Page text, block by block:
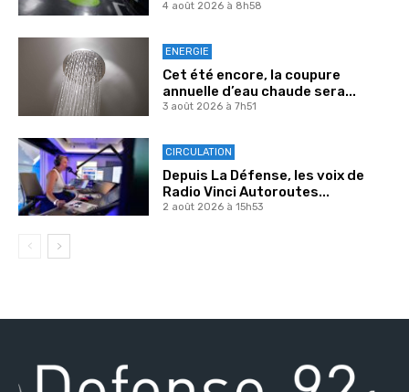
4 août 2026 à 8h58
ENERGIE
Cet été encore, la coupure
annuelle d’eau chaude sera...
3 août 2026 à 7h51
CIRCULATION
Depuis La Défense, les voix de
Radio Vinci Autoroutes...
2 août 2026 à 15h53